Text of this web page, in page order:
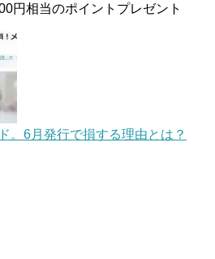
円相当のポイントプレゼント
。6月発行で損する理由とは？